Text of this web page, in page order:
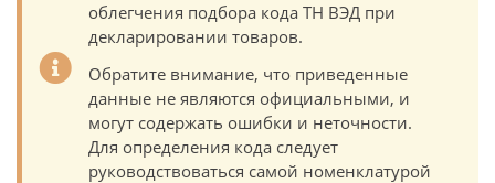
облегчения подбора кода ТН ВЭД при
декларировании товаров.
Обратите внимание, что приведенные
данные не являются официальными, и
могут содержать ошибки и неточности.
Для определения кода следует
руководствоваться самой номенклатурой